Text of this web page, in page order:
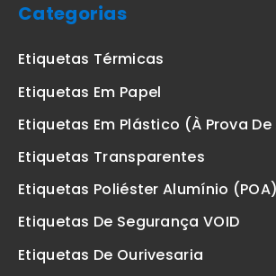
Categorias
Etiquetas Térmicas
Etiquetas Em Papel
Etiquetas Em Plástico (à Prova De
Etiquetas Transparentes
Etiquetas Poliéster Alumínio (POA)
Etiquetas De Segurança VOID
Etiquetas De Ourivesaria